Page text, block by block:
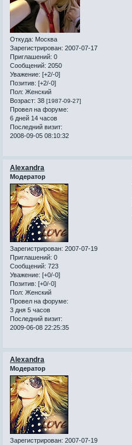
Откуда: Москва
Зарегистрирован: 2007-07-17
Приглашений: 0
Сообщений: 2050
Уважение: [+2/-0]
Позитив: [+2/-0]
Пол: Женский
Возраст: 38 [1987-09-27]
Провел на форуме:
6 дней 14 часов
Последний визит:
2008-09-05 08:10:32
Alexandra
Модератор
Зарегистрирован: 2007-07-19
Приглашений: 0
Сообщений: 723
Уважение: [+0/-0]
Позитив: [+0/-0]
Пол: Женский
Провел на форуме:
3 дня 5 часов
Последний визит:
2009-06-08 22:25:35
Alexandra
Модератор
Зарегистрирован: 2007-07-19